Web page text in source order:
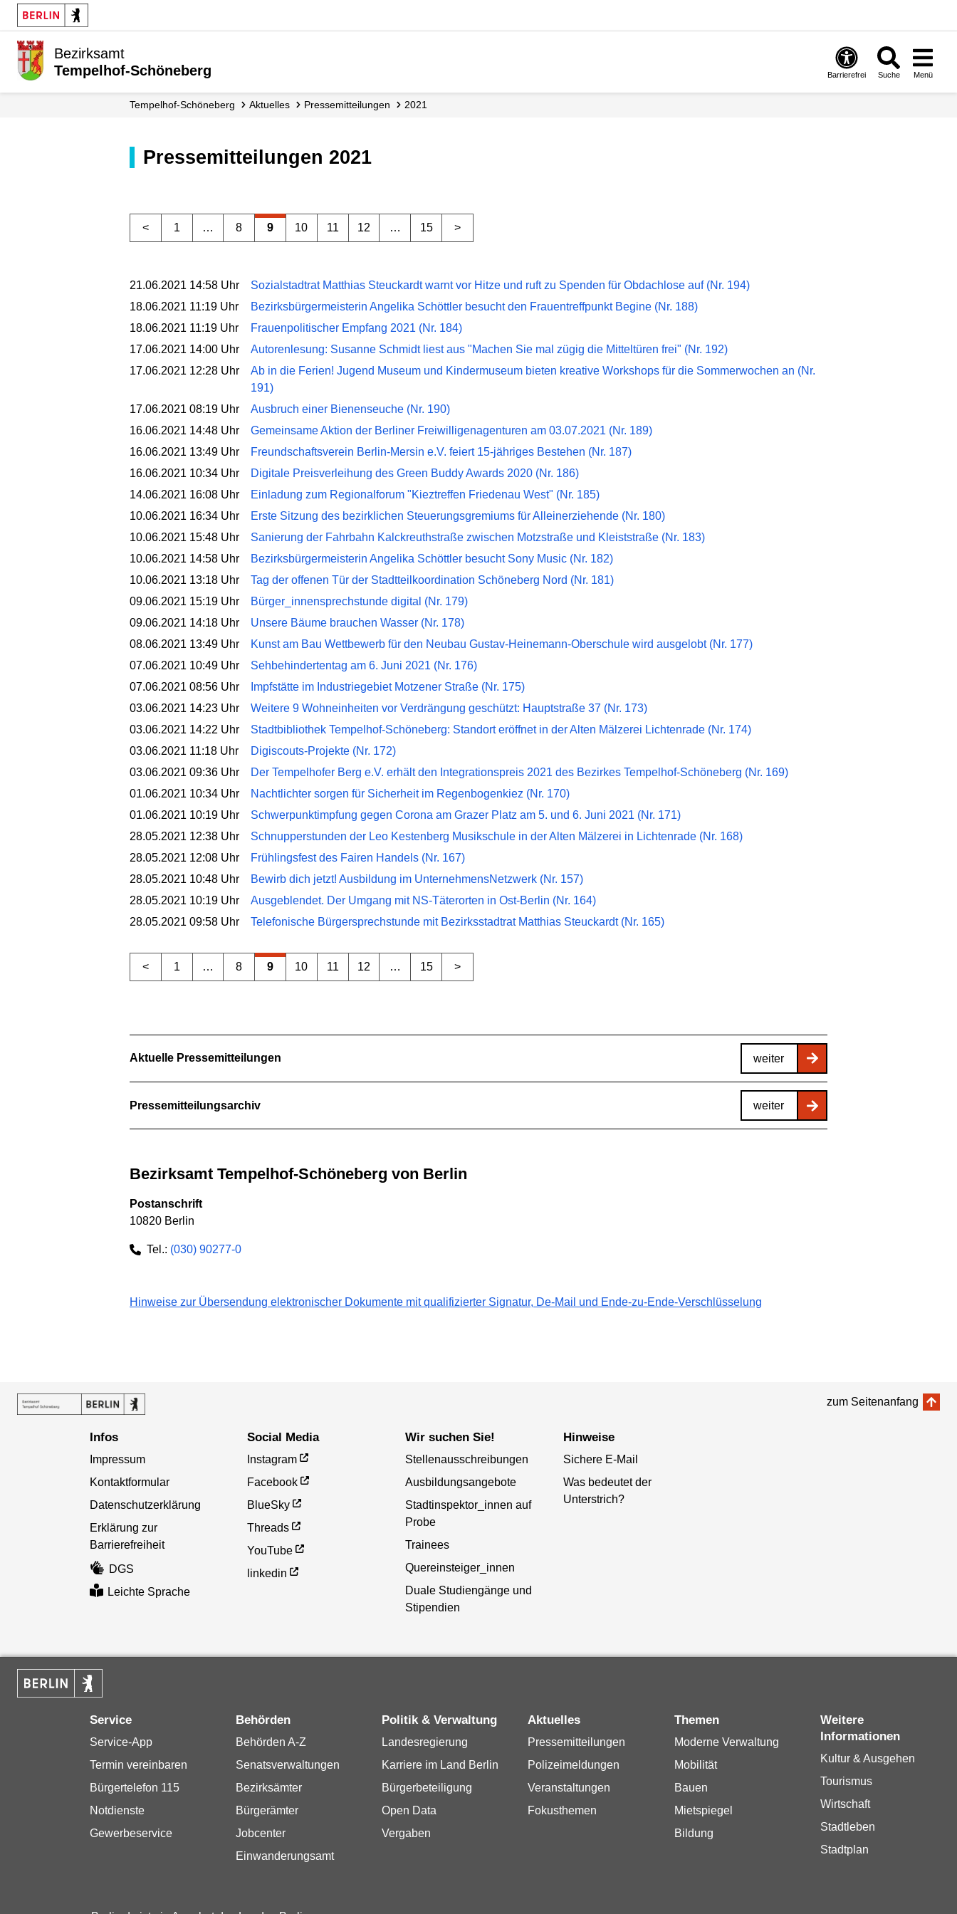
Bezirksamt
Tempelhof-Schöneberg
Barrierefrei Suche Menü
Tempelhof-Schöneberg Aktuelles Presse­mitteilungen 2021
Pressemitteilungen 2021
< 1 … 8 9 10 11 12 … 15 >
21.06.2021 14:58 Uhr
Sozialstadtrat Matthias Steuckardt warnt vor Hitze und ruft zu Spenden für Obdachlose auf (Nr. 194)
18.06.2021 11:19 Uhr
Bezirksbürgermeisterin Angelika Schöttler besucht den Frauentreffpunkt Begine (Nr. 188)
18.06.2021 11:19 Uhr
Frauenpolitischer Empfang 2021 (Nr. 184)
17.06.2021 14:00 Uhr
Autorenlesung: Susanne Schmidt liest aus "Machen Sie mal zügig die Mitteltüren frei" (Nr. 192)
17.06.2021 12:28 Uhr
Ab in die Ferien! Jugend Museum und Kindermuseum bieten kreative Workshops für die Sommerwochen an (Nr.
191)
17.06.2021 08:19 Uhr
Ausbruch einer Bienenseuche (Nr. 190)
16.06.2021 14:48 Uhr
Gemeinsame Aktion der Berliner Freiwilligenagenturen am 03.07.2021 (Nr. 189)
16.06.2021 13:49 Uhr
Freundschaftsverein Berlin-Mersin e.V. feiert 15-jähriges Bestehen (Nr. 187)
16.06.2021 10:34 Uhr
Digitale Preisverleihung des Green Buddy Awards 2020 (Nr. 186)
14.06.2021 16:08 Uhr
Einladung zum Regionalforum "Kieztreffen Friedenau West" (Nr. 185)
10.06.2021 16:34 Uhr
Erste Sitzung des bezirklichen Steuerungsgremiums für Alleinerziehende (Nr. 180)
10.06.2021 15:48 Uhr
Sanierung der Fahrbahn Kalckreuthstraße zwischen Motzstraße und Kleiststraße (Nr. 183)
10.06.2021 14:58 Uhr
Bezirksbürgermeisterin Angelika Schöttler besucht Sony Music (Nr. 182)
10.06.2021 13:18 Uhr
Tag der offenen Tür der Stadtteilkoordination Schöneberg Nord (Nr. 181)
09.06.2021 15:19 Uhr
Bürger_innensprechstunde digital (Nr. 179)
09.06.2021 14:18 Uhr
Unsere Bäume brauchen Wasser (Nr. 178)
08.06.2021 13:49 Uhr
Kunst am Bau Wettbewerb für den Neubau Gustav-Heinemann-Oberschule wird ausgelobt (Nr. 177)
07.06.2021 10:49 Uhr
Sehbehindertentag am 6. Juni 2021 (Nr. 176)
07.06.2021 08:56 Uhr
Impfstätte im Industriegebiet Motzener Straße (Nr. 175)
03.06.2021 14:23 Uhr
Weitere 9 Wohneinheiten vor Verdrängung geschützt: Hauptstraße 37 (Nr. 173)
03.06.2021 14:22 Uhr
Stadtbibliothek Tempelhof-Schöneberg: Standort eröffnet in der Alten Mälzerei Lichtenrade (Nr. 174)
03.06.2021 11:18 Uhr
Digiscouts-Projekte (Nr. 172)
03.06.2021 09:36 Uhr
Der Tempelhofer Berg e.V. erhält den Integrationspreis 2021 des Bezirkes Tempelhof-Schöneberg (Nr. 169)
01.06.2021 10:34 Uhr
Nachtlichter sorgen für Sicherheit im Regenbogenkiez (Nr. 170)
01.06.2021 10:19 Uhr
Schwerpunktimpfung gegen Corona am Grazer Platz am 5. und 6. Juni 2021 (Nr. 171)
28.05.2021 12:38 Uhr
Schnupperstunden der Leo Kestenberg Musikschule in der Alten Mälzerei in Lichtenrade (Nr. 168)
28.05.2021 12:08 Uhr
Frühlingsfest des Fairen Handels (Nr. 167)
28.05.2021 10:48 Uhr
Bewirb dich jetzt! Ausbildung im UnternehmensNetzwerk (Nr. 157)
28.05.2021 10:19 Uhr
Ausgeblendet. Der Umgang mit NS-Täterorten in Ost-Berlin (Nr. 164)
28.05.2021 09:58 Uhr
Telefonische Bürgersprechstunde mit Bezirksstadtrat Matthias Steuckardt (Nr. 165)
< 1 … 8 9 10 11 12 … 15 >
Aktuelle Pressemitteilungen weiter
Pressemitteilungsarchiv weiter
Bezirksamt Tempelhof-Schöneberg von Berlin
Postanschrift
10820 Berlin
Tel.: (030) 90277-0
Hinweise zur Übersendung elektronischer Dokumente mit qualifizierter Signatur, De-Mail und Ende-zu-Ende-Verschlüsselung
zum Seitenanfang
Infos
Impressum
Kontaktformular
Datenschutzerklärung
Erklärung zur
Barrierefreiheit
DGS
Leichte Sprache
Social Media
Instagram
Facebook
BlueSky
Threads
YouTube
linkedin
Wir suchen Sie!
Stellenausschreibungen
Ausbildungsangebote
Stadtinspektor_innen auf
Probe
Trainees
Quereinsteiger_innen
Duale Studiengänge und
Stipendien
Hinweise
Sichere E-Mail
Was bedeutet der
Unterstrich?
Service
Service-App
Termin vereinbaren
Bürgertelefon 115
Notdienste
Gewerbeservice
Behörden
Behörden A-Z
Senatsverwaltungen
Bezirksämter
Bürgerämter
Jobcenter
Einwanderungsamt
Politik & Verwaltung
Landesregierung
Karriere im Land Berlin
Bürgerbeteiligung
Open Data
Vergaben
Aktuelles
Pressemitteilungen
Polizeimeldungen
Veranstaltungen
Fokusthemen
Themen
Moderne Verwaltung
Mobilität
Bauen
Mietspiegel
Bildung
Weitere
Informationen
Kultur & Ausgehen
Tourismus
Wirtschaft
Stadtleben
Stadtplan